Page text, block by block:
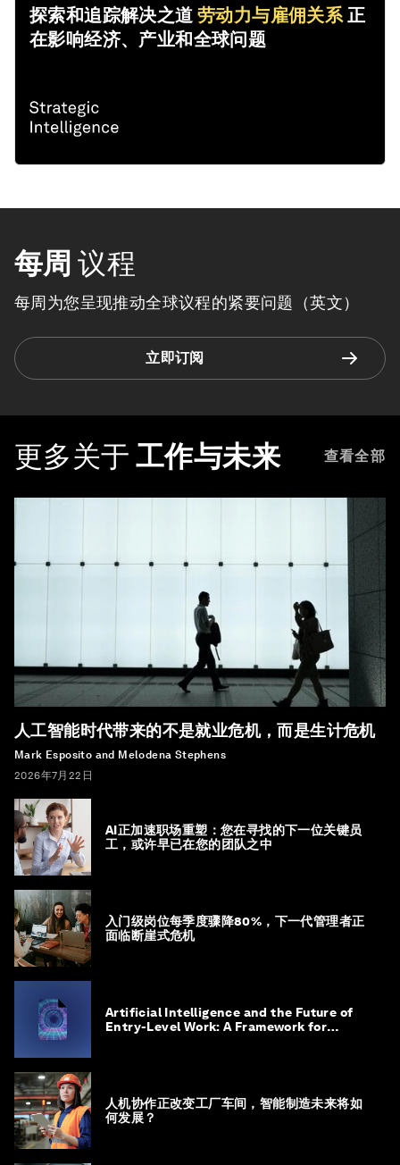
探索和追踪解决之道劳动力与雇佣关系正
在影响经济、产业和全球问题
每周 议程
每周为您呈现推动全球议程的紧要问题（英文）
立即订阅
更多关于 工作与未来 查看全部
人工智能时代带来的不是就业危机，而是生计危机
Mark Esposito and Melodena Stephens
2026年7月22日
AI正加速职场重塑：您在寻找的下一位关键员
工，或许早已在您的团队之中
入门级岗位每季度骤降80%，下一代管理者正
面临断崖式危机
Artificial Intelligence and the Future of
Entry-Level Work: A Framework for
人机协作正改变工厂车间，智能制造未来将如
何发展？